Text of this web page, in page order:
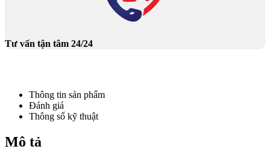
Tư vấn tận tâm 24/24
Thông tin sản phẩm
Đánh giá
Thông số kỹ thuật
Mô tả